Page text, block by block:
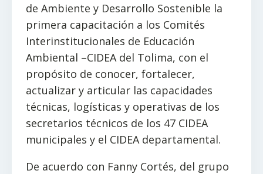
de Ambiente y Desarrollo Sostenible la
primera capacitación a los Comités
Interinstitucionales de Educación
Ambiental –CIDEA del Tolima, con el
propósito de conocer, fortalecer,
actualizar y articular las capacidades
técnicas, logísticas y operativas de los
secretarios técnicos de los 47 CIDEA
municipales y el CIDEA departamental.
De acuerdo con Fanny Cortés, del grupo